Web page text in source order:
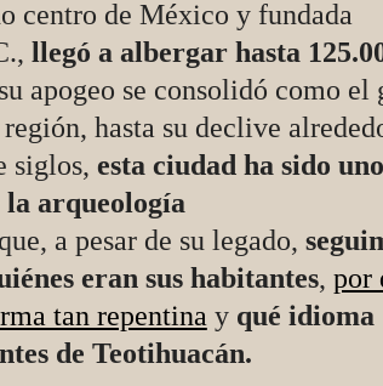
centro de México y fundada
llegó a albergar hasta
apogeo se consolidó como el
hasta su declive
siglos, esta ciudad ha sido
la arqueología
a pesar de su legado,
eran sus habitantes, por
tan repentina y qué idioma
de Teotihuacán.